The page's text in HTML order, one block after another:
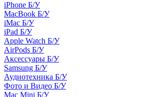
iPhone Б/У
MacBook Б/У
iMac Б/У
iPad Б/У
Apple Watch Б/У
AirPods Б/У
Аксессуары Б/У
Samsung Б/У
Аудиотехника Б/У
Фото и Видео Б/У
Mac Mini Б/У